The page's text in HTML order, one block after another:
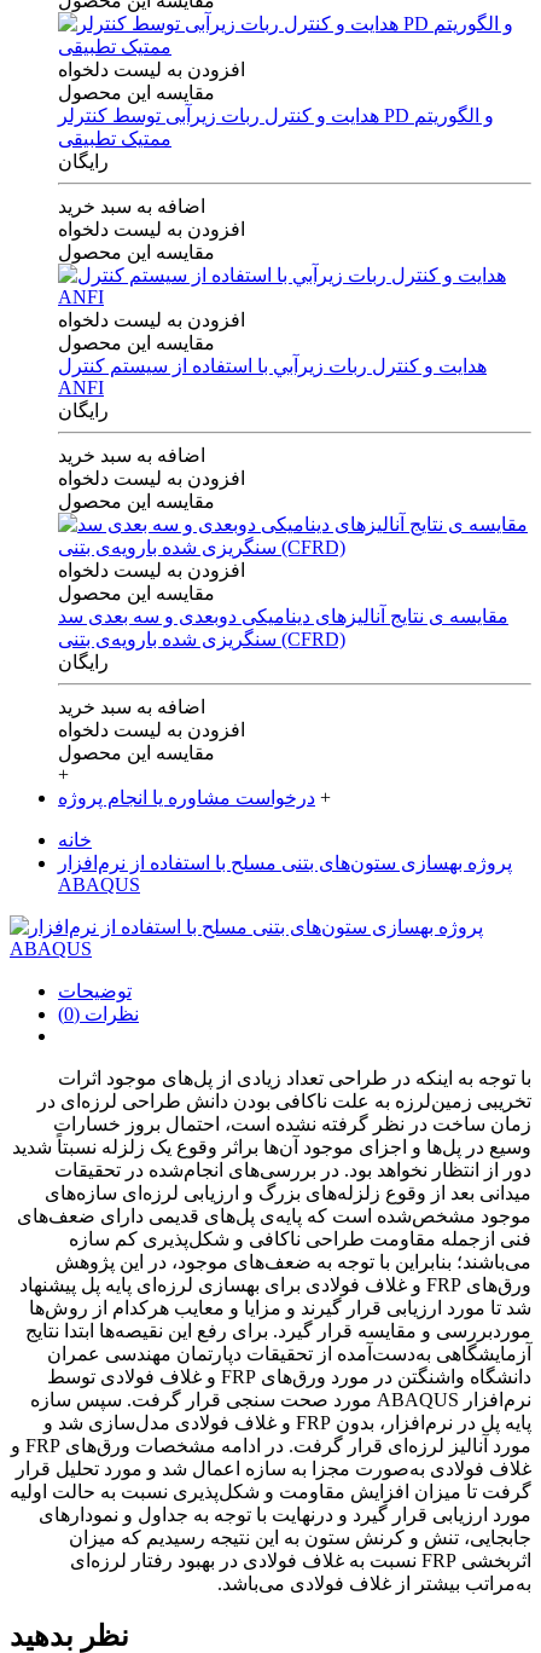
افزودن به لیست دلخواه
مقایسه این محصول
هدایت و کنترل ربات زیرآبی توسط کنترلر PD و الگوریتم
ممتیک تطبیقی
رایگان
اضافه به سبد خرید
افزودن به لیست دلخواه
مقایسه این محصول
افزودن به لیست دلخواه
مقایسه این محصول
هدايت و كنترل ربات زيرآبي با استفاده از سيستم كنترل
ANFI
رایگان
اضافه به سبد خرید
افزودن به لیست دلخواه
مقایسه این محصول
افزودن به لیست دلخواه
مقایسه این محصول
مقایسه ی‌ نتایج آنالیزهای‌ دینامیکی‌ دوبعدی‌ و‌ سه بعدی‌ سد
سنگریزی‌ شده با‌رویه‌ی‌ بتنی‌ (CFRD)
رایگان
اضافه به سبد خرید
افزودن به لیست دلخواه
مقایسه این محصول
+
درخواست مشاوره یا انجام پروژه +
خانه
پروژه بهسازی ستون‌های بتنی مسلح با استفاده از نرم‌افزار
ABAQUS
توضیحات
نظرات (0)
با توجه به اینکه در طراحی تعداد زیادی از پل‌های موجود اثرات
تخریبی زمین‌لرزه به علت ناکافی بودن دانش طراحی لرزه‌ای در
زمان ساخت در نظر گرفته نشده است، احتمال بروز خسارات
وسیع در پل‌ها و اجزای موجود آن‌ها براثر وقوع یک زلزله نسبتاً شدید
دور از انتظار نخواهد بود. در بررسی‌های انجام‌شده در تحقیقات
میدانی بعد از وقوع زلزله‌های بزرگ و ارزیابی لرزه‌ای سازه‌های
موجود مشخص‌شده است که پایه‌ی پل‌های قدیمی دارای ضعف‌های
فنی ازجمله مقاومت طراحی ناکافی و شکل‌پذیری کم سازه
می‌باشند؛ بنابراین با توجه به ضعف‌های موجود، در این پژوهش
ورق‌های FRP و غلاف فولادی برای بهسازی لرزه‌ای پایه پل پیشنهاد
شد تا مورد ارزیابی قرار گیرند و مزایا و معایب هرکدام از روش‌ها
موردبررسی و مقایسه قرار گیرد. برای رفع این نقیصه‌ها ابتدا نتایج
آزمایشگاهی به‌دست‌آمده از تحقیقات دپارتمان مهندسی عمران
دانشگاه واشنگتن در مورد ورق‌های FRP و غلاف فولادی توسط
نرم‌افزار ABAQUS مورد صحت سنجی قرار گرفت. سپس سازه
پایه پل در نرم‌افزار، بدون FRP و غلاف فولادی مدل‌سازی شد و
مورد آنالیز لرزه‌ای قرار گرفت. در ادامه مشخصات ورق‌های FRP و
غلاف فولادی به‌صورت مجزا به سازه اعمال شد و مورد تحلیل قرار
گرفت تا میزان افزایش مقاومت و شکل‌پذیری نسبت به حالت اولیه
مورد ارزیابی قرار گیرد و درنهایت با توجه به جداول و نمودارهای
جابجایی، تنش و کرنش ستون به این نتیجه رسیدیم که میزان
اثربخشی FRP نسبت به غلاف فولادی در بهبود رفتار لرزه‌ای
به‌مراتب بیشتر از غلاف فولادی می‌باشد.
نظر بدهید